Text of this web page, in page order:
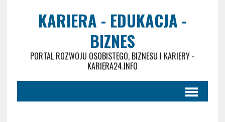
KARIERA - EDUKACJA -
BIZNES
PORTAL ROZWOJU OSOBISTEGO, BIZNESU I KARIERY -
KARIERA24.INFO